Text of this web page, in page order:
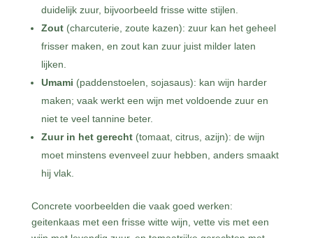
duidelijk zuur, bijvoorbeeld frisse witte stijlen.
Zout(charcuterie, zoute kazen): zuur kan het geheel
frisser maken, en zout kan zuur juist milder laten
lijken.
Umami (paddenstoelen, sojasaus): kan wijn harder
maken; vaak werkt een wijn met voldoende zuur en
niet te veel tannine beter.
Zuur in het gerecht(tomaat, citrus, azijn): de wijn
moet minstens evenveel zuur hebben, anders smaakt
hij vlak.
Concrete voorbeelden die vaak goed werken:
geitenkaas met een frisse witte wijn, vette vis met een